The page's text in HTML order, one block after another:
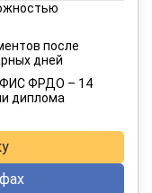
месяцев
после
дней
ФИС ФРДО – 14
диплома